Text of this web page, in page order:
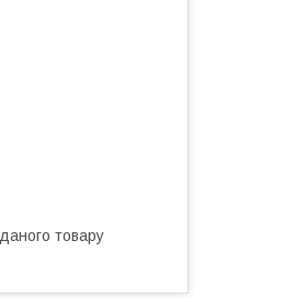
товару